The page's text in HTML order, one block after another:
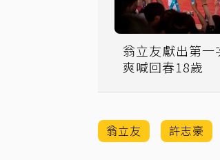
翁立友獻出第一
爽喊回春18歲
翁立友 許志豪